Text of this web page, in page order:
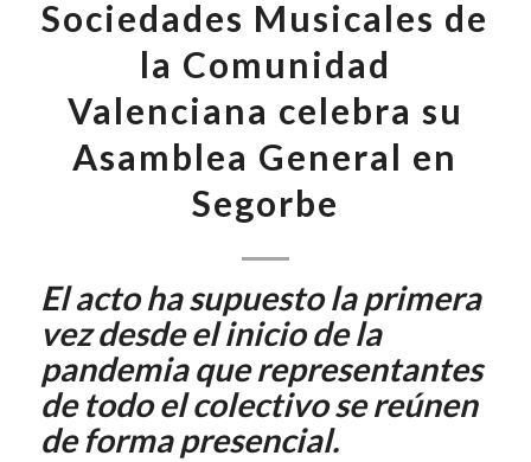
Sociedades Musicales de
la Comunidad
Valenciana celebra su
Asamblea General en
Segorbe
El acto ha supuesto la primera
vez desde el inicio de la
pandemia que representantes
de todo el colectivo se reúnen
de forma presencial.